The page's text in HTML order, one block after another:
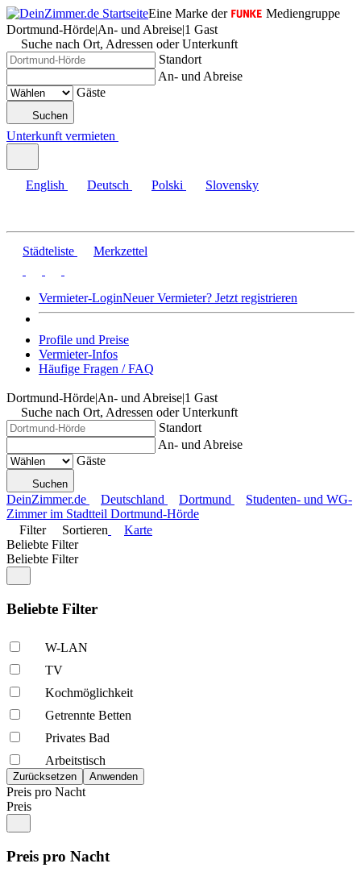
Eine Marke der
Mediengruppe
Dortmund-Hörde|An- und Abreise|1 Gast
Suche nach Ort, Adressen oder Unterkunft
Standort
An- und Abreise
Gäste
Suchen
Unterkunft vermieten
English Deutsch Polski Slovensky
Städteliste Merkzettel
Vermieter-LoginNeuer Vermieter? Jetzt registrieren
Profile und Preise
Vermieter-Infos
Häufige Fragen / FAQ
Dortmund-Hörde|An- und Abreise|1 Gast
Suche nach Ort, Adressen oder Unterkunft
Standort
An- und Abreise
Gäste
Suchen
DeinZimmer.de Deutschland Dortmund
Studenten- und WG-
Zimmer im Stadtteil Dortmund-Hörde
Filter
Sortieren
Karte
Beliebte Filter
Beliebte Filter
Beliebte Filter
W-LAN
TV
Kochmöglich­keit
Getrennte Betten
Privates Bad
Arbeitstisch
Preis pro Nacht
Preis
Preis pro Nacht